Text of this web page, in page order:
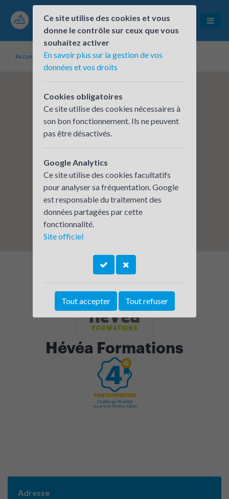
Accueil Établissements inscrits Hévéa Formations
Hévéa Formations
Adresse
Ce site utilise des cookies et vous
donne le contrôle sur ceux que vous
souhaitez activer
En savoir plus sur la gestion de vos
données et vos droits
Cookies obligatoires
Ce site utilise des cookies nécessaires à
son bon fonctionnement. Ils ne peuvent
pas être désactivés.
Google Analytics
Ce site utilise des cookies facultatifs
pour analyser sa fréquentation. Google
est responsable du traitement des
données partagées par cette
fonctionnalité.
Site officiel
Tout accepter Tout refuser